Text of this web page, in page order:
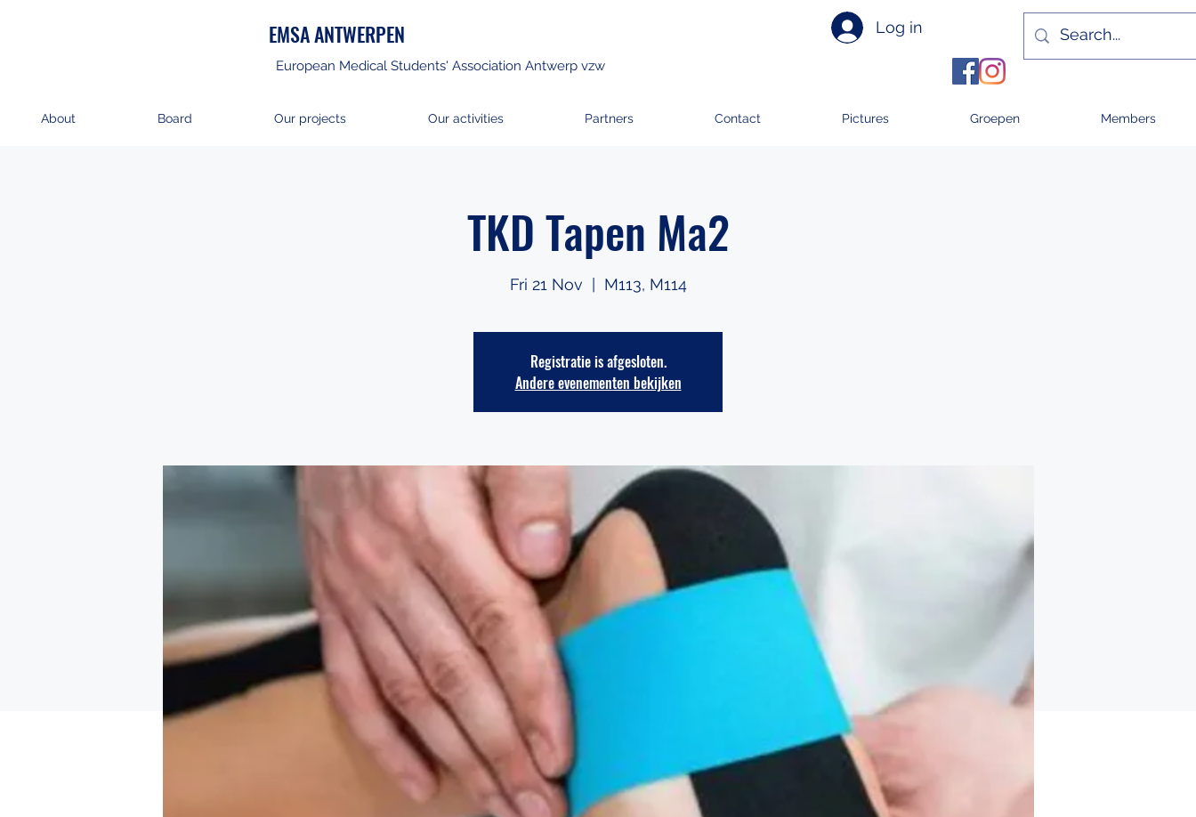
EMSA ANTWERPEN Log in
European Medical Students' Association Antwerp vzw
About Board Our projects Our activities Partners Contact Pictures Groepen Members
TKD Tapen Ma2
Fri 21 Nov M113, M114
Registratie is afgesloten.
Andere evenementen bekijken